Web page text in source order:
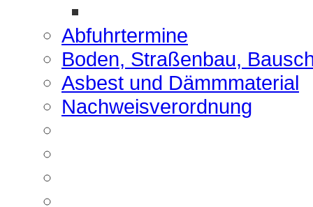
Abfuhrtermine
Boden, Straßenbau,
Asbest und Dämmmaterial
Nachweisverordnung